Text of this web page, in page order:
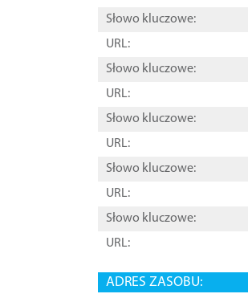
Słowo kluczowe:
URL:
Słowo kluczowe:
URL:
Słowo kluczowe:
URL:
Słowo kluczowe:
URL:
Słowo kluczowe:
URL:
ADRES ZASOBU: